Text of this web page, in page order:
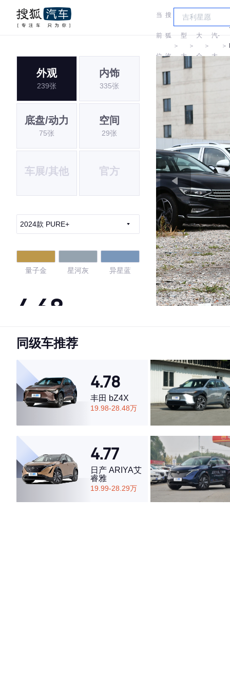
当
前
位
置:
搜
狐
汽
车
＞
车
型
大
＞
大
众
＞
汽-
大
＞
外观
239张
内饰
335张
底盘/动力
75张
空间
29张
车展/其他 官方
2024款 PURE+
量子金 星河灰 异星蓝
4.68
·外观表现较为优秀，优于65%同级车
·空间表现一般，低于54%同级车
同级车推荐
4.78
丰田 bZ4X
19.98-28.48万
4.77
日产 ARIYA艾
睿雅
19.99-28.29万